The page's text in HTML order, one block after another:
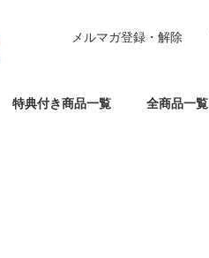
特典付き商品一覧 全商品一覧
メルマガ登録・解除